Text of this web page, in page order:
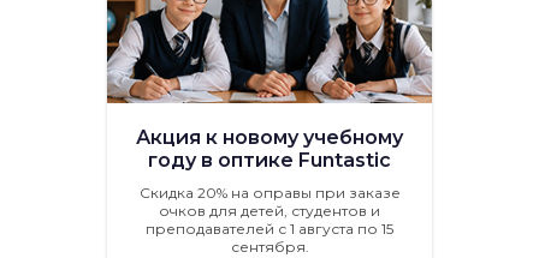
Акция к новому учебному
году в оптике Funtastic
Скидка 20% на оправы при заказе
очков для детей, студентов и
преподавателей с 1 августа по 15
сентября.